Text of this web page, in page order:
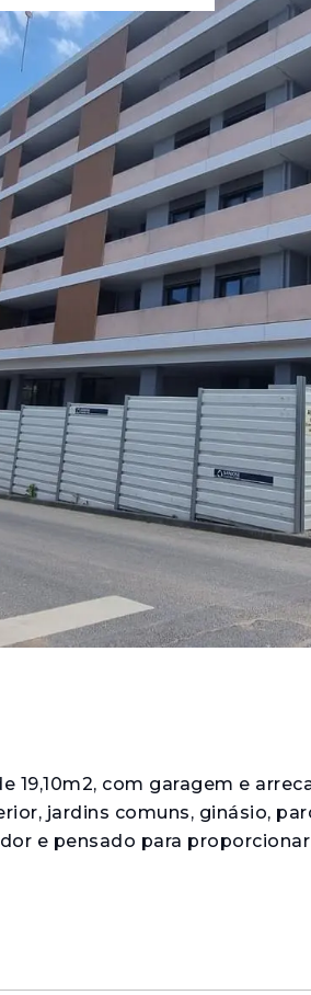
com garagem e
jardins comuns, ginásio,
e pensado para